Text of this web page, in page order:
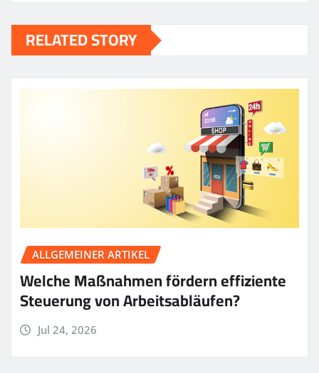
RELATED STORY
ALLGEMEINER ARTIKEL
Welche Maßnahmen fördern effiziente
Steuerung von Arbeitsabläufen?
Jul 24, 2026